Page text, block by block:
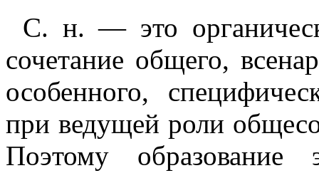
С. н. — это
сочетание общего,
особенного,
при ведущей роли
Поэтому образование